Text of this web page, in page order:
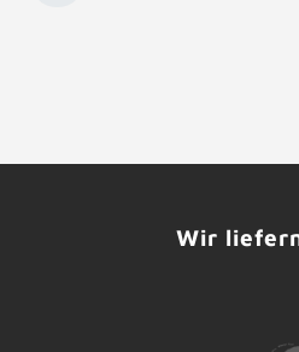
Wir